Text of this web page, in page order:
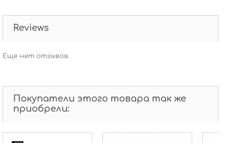
Reviews
Еще нет отзывов.
Покупатели этого товара так же
приобрели: